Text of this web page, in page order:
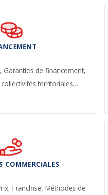
Garanties de financement,
territoriales…
COMMERCIALES
Franchise, Méthodes de